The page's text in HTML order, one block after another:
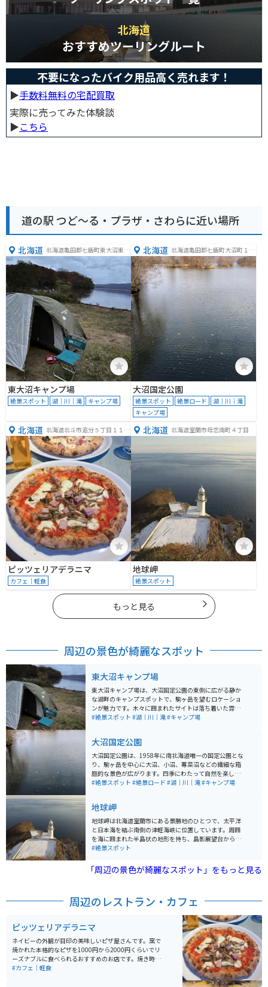
北海道
おすすめツーリングルート
不要になったバイク用品高く売れます！
▶︎手数料無料の宅配買取
実際に売ってみた体験談
▶︎こちら
道の駅 つど～る・プラザ・さわらに近い場所
北海道 北海道亀田郡七飯町東大沼東大
沼キャンプ場
東大沼キャンプ場
絶景スポット 湖｜川｜滝 キャンプ場
北海道 北海道亀田郡七飯町大沼町１０
２３−１
大沼国定公園
絶景スポット 絶景ロード
湖｜川｜滝
キャンプ場
北海道 北海道北斗市追分５丁目１１
−１
ピッツェリアデラニマ
カフェ｜軽食
北海道 北海道室蘭市母恋南町４丁目
地球岬
絶景スポット
もっと見る
周辺の景色が綺麗なスポット
東大沼キャンプ場
東大沼キャンプ場は、大沼国定公園の東側に広がる静か
な湖畔のキャンプスポットで、駒ヶ岳を望むロケーショ
ンが魅力です。木々に囲まれたサイトは落ち着いた雰囲
気で、バーベキューや釣り、散策などをのんびり楽しめ
いため、バイクでのツーリング途中の宿泊や休憩にも最
適です。朝夕には湖面に映る山の景色が美しく、写真映
えするスポットとしても人気があります。コンビニや銭
湯は少しバイクや車を走らせないとないので先に買い出
しをする事をおすすめします。
#絶景スポット #湖｜川｜滝#キャンプ場
大沼国定公園
大沼国定公園は、1958年に南北海道唯一の国定公園とな
り、駒ヶ岳を中心に大沼、小沼、蓴菜沼などの繊細な箱
庭的な景色が広がります。四季にわたって自然を楽し
め、秋には大沼公園駅前の街路樹が綺麗な黄色に染まり
が架かれた散策路もあり、サイクリングや遊覧船、冬は
スノーモービルや氷上ワカサギ釣りなどのアクティビテ
ィがあります。運が良ければ野生の狐にも会えること
も。
#絶景スポット #絶景ロード #湖｜川｜滝#キャンプ場
地球岬
地球岬は北海道室蘭市にある景勝地のひとつで、太平洋
と日本海を結ぶ南側の津軽海峡に位置しています。周囲
を海に囲まれた半島状の地形を持ち、島影展望台からは
津軽海峡を望むことができ、晴れた日には対岸の島や大
シなどの海獣が生息し、植物園や動物園、温泉などの観
光スポットもあります。季節によって異なる景色を楽し
平洋が広がるように見え、地球が丸いことを感じられま
や札幌からのツーリングにもオススメです。
#絶景スポット
「周辺の景色が綺麗なスポット」をもっと見る
周辺のレストラン・カフェ
ピッツェリアデラニマ
ネイビーの外観が目印の美味しいピザ屋さんです。窯で
焼かれた本格的なピザを1000円から2000円くらいでリ
ーズナブルに食べられるおすすめのお店です。焼き時間
もあっという間で待たずに食べられるのも魅力です。店
#カフェ｜軽食